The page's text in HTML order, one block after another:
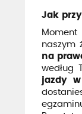
Jak
naszym
na
według
jazdy